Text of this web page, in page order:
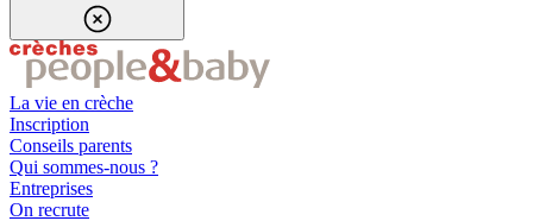
La vie en crèche
Inscription
Conseils parents
Qui sommes-nous ?
Entreprises
On recrute